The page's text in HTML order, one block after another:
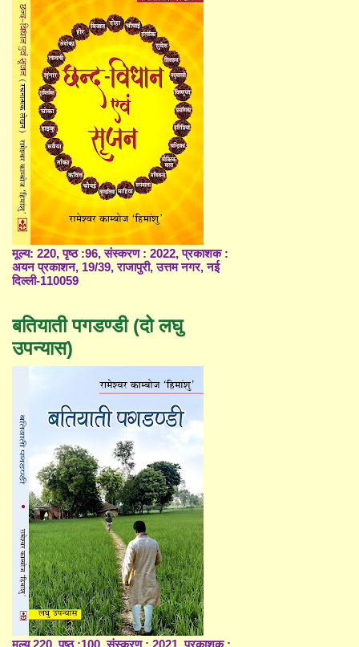
मूल्य: 220, पृष्ठ :96, संस्करण : 2022, प्रकाशक :
अयन प्रकाशन, 19/39, राजापुरी, उत्तम नगर, नई
दिल्ली-110059
बतियाती पगडण्डी (दो लघु
उपन्यास)